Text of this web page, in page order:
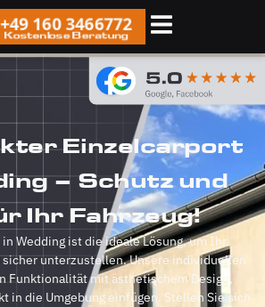
+49 160 3466772
Kostenlose Beratung
Einzelcarport
– Schutz und
Ihr Fahrzeug!
Wedding ist die ideale Lösung, um Ihr
sicher unterzustellen. Unsere individuellen
Funktionalität mit ästhetischem Design,
in die Umgebung einfügen. Stellen Sie sich